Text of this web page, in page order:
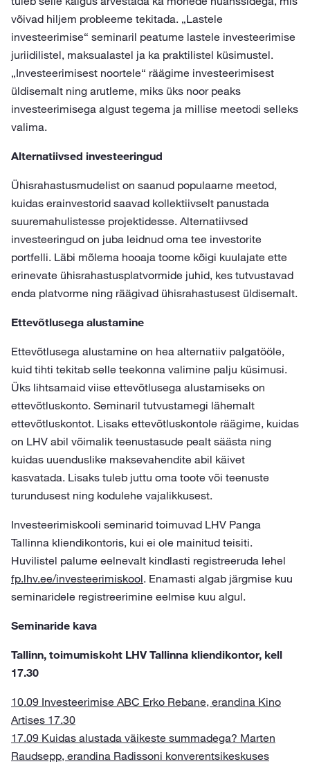
võivad hiljem probleeme tekitada. „Lastele
investeerimise“ seminaril peatume lastele investeerimise
juriidilistel, maksualastel ja ka praktilistel küsimustel.
„Investeerimisest noortele“ räägime investeerimisest
üldisemalt ning arutleme, miks üks noor peaks
investeerimisega algust tegema ja millise meetodi selleks
valima.
Alternatiivsed investeeringud
Ühisrahastusmudelist on saanud populaarne meetod,
kuidas erainvestorid saavad kollektiivselt panustada
suuremahulistesse projektidesse. Alternatiivsed
investeeringud on juba leidnud oma tee investorite
portfelli. Läbi mõlema hooaja toome kõigi kuulajate ette
erinevate ühisrahastusplatvormide juhid, kes tutvustavad
enda platvorme ning räägivad ühisrahastusest üldisemalt.
Ettevõtlusega alustamine
Ettevõtlusega alustamine on hea alternatiiv palgatööle,
kuid tihti tekitab selle teekonna valimine palju küsimusi.
Üks lihtsamaid viise ettevõtlusega alustamiseks on
ettevõtluskonto. Seminaril tutvustamegi lähemalt
ettevõtluskontot. Lisaks ettevõtluskontole räägime, kuidas
on LHV abil võimalik teenustasude pealt säästa ning
kuidas uuenduslike maksevahendite abil käivet
kasvatada. Lisaks tuleb juttu oma toote või teenuste
turundusest ning kodulehe vajalikkusest.
Investeerimiskooli seminarid toimuvad LHV Panga
Tallinna kliendikontoris, kui ei ole mainitud teisiti.
Huvilistel palume eelnevalt kindlasti registreeruda lehel
fp.lhv.ee/investeerimiskool. Enamasti algab järgmise kuu
seminaridele registreerimine eelmise kuu algul.
Seminaride kava
Tallinn, toimumiskoht LHV Tallinna kliendikontor, kell
17.30
10.09 Investeerimise ABC Erko Rebane, erandina Kino
Artises 17.30
17.09 Kuidas alustada väikeste summadega? Marten
Raudsepp, erandina Radissoni konverentsikeskuses